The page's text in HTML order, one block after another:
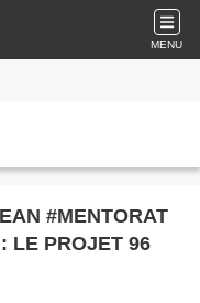
MENU
#MENTORAT
LE PROJET 96